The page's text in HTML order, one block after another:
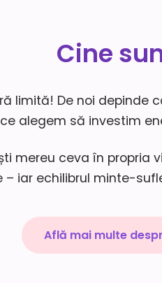
Cine
limită! De noi depinde
ce alegem să investim
mereu ceva în propria
– iar echilibrul minte-
Află mai multe